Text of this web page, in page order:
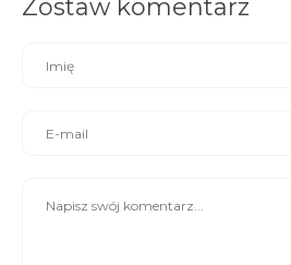
Zostaw komentarz